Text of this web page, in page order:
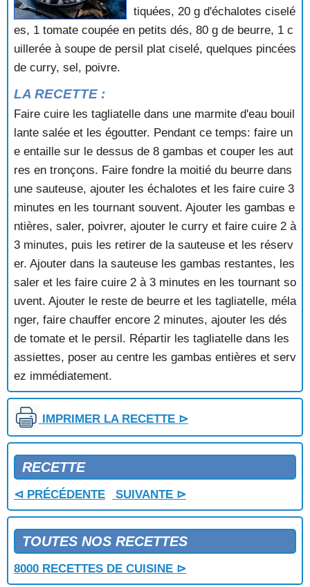
tiquées, 20 g d'échalotes ciselé
es, 1 tomate coupée en petits dés, 80 g de beurre, 1 c
uillerée à soupe de persil plat ciselé, quelques pincées
de curry, sel, poivre.
LA RECETTE :
Faire cuire les tagliatelle dans une marmite d'eau bouil
lante salée et les égoutter. Pendant ce temps: faire un
e entaille sur le dessus de 8 gambas et couper les aut
res en tronçons. Faire fondre la moitié du beurre dans
une sauteuse, ajouter les échalotes et les faire cuire 3
minutes en les tournant souvent. Ajouter les gambas e
ntières, saler, poivrer, ajouter le curry et faire cuire 2 à
3 minutes, puis les retirer de la sauteuse et les réserv
er. Ajouter dans la sauteuse les gambas restantes, les
saler et les faire cuire 2 à 3 minutes en les tournant so
uvent. Ajouter le reste de beurre et les tagliatelle, méla
nger, faire chauffer encore 2 minutes, ajouter les dés
de tomate et le persil. Répartir les tagliatelle dans les
assiettes, poser au centre les gambas entières et serv
ez immédiatement.
IMPRIMER LA RECETTE ⊳
RECETTE
⊲ PRÉCÉDENTE SUIVANTE ⊳
TOUTES NOS RECETTES
8000 RECETTES DE CUISINE ⊳